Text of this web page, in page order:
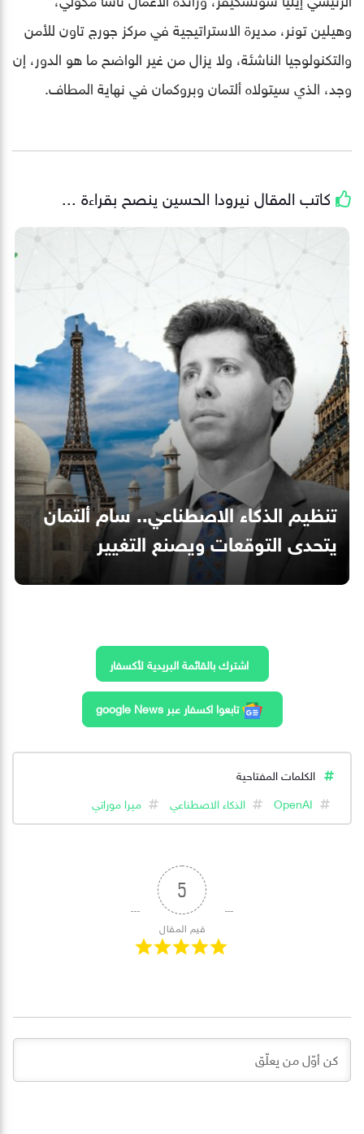
وهيلين تونر، مديرة الاستراتيجية في مركز جورج تاون للأمن
والتكنولوجيا الناشئة، ولا يزال من غير الواضح ما هو الدور، إن
وجد، الذي سيتولاه ألتمان وبروكمان في نهاية المطاف.
كاتب المقال نيرودا الحسين ينصح بقراءة ...
تنظيم الذكاء الاصطناعي.. سام ألتمان
يتحدى التوقعات ويصنع التغيير
اشترك بالقائمة البريدية لأكسفار
تابعوا اكسفار عبر google News
الكلمات المفتاحية
OpenAI
الذكاء الاصطناعي ميرا موراتي
5
قيم المقال